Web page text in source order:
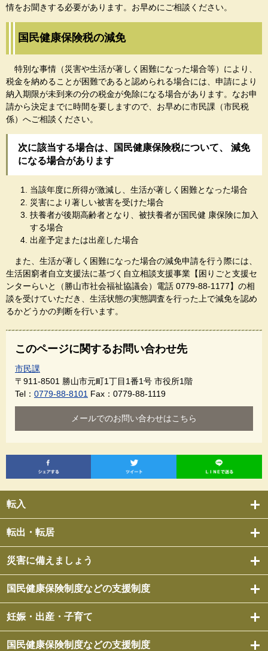
転入
転出・転居
災害に備えましょう
国民健康保険制度などの支援制度
妊娠・出産・子育て
国民健康保険制度などの支援制度
情をお聞きする必要があります。お早めにご相談ください。
国民健康保険税の減免
特別な事情（災害や生活が著しく困難になった場合等）により、
税金を納めることが困難であると認められる場合には、申請により
納入期限が未到来の分の税金が免除になる場合があります。なお申
請から決定までに時間を要しますので、お早めに市民課（市民税
係）へご相談ください。
次に該当する場合は、国民健康保険税について、 減免
になる場合があります
当該年度に所得が激減し、生活が著しく困難となった場合
災害により著しい被害を受けた場合
扶養者が後期高齢者となり、被扶養者が国民健 康保険に加入
する場合
出産予定または出産した場合
また、生活が著しく困難になった場合の減免申請を行う際には、
生活困窮者自立支援法に基づく自立相談支援事業【困りごと支援セ
ンターらいと（勝山市社会福祉協議会）電話 0779-88-1177】の相
談を受けていただき、生活状態の実態調査を行った上で減免を認め
るかどうかの判断を行います。
このページに関するお問い合わせ先
市民課
〒911-8501 勝山市元町1丁目1番1号 市役所1階
Tel： 0779-88-8101 Fax：0779-88-1119
メールでのお問い合わせはこちら